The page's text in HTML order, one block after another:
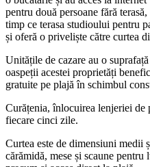
pentru două persoane fără
timp ce terasa studioului pentru
și oferă o priveliște către curtea
Unitățile de cazare au o
oaspeții acestei proprietăți
gratuite pe plajă în schimbul
Curățenia, înlocuirea lenjeriei de
fiecare cinci zile.
Curtea este de dimensiuni medii
cărămidă, mese și scaune pentru